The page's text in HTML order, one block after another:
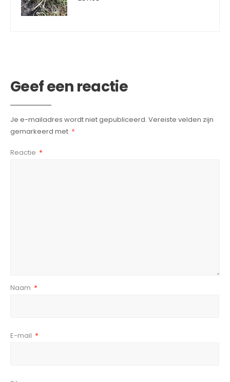
Geef een reactie
Je e-mailadres wordt niet gepubliceerd. Vereiste velden zijn
gemarkeerd met *
Reactie *
Naam *
E-mail *